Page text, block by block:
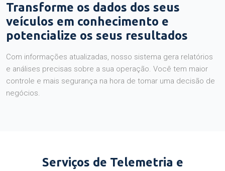
Transforme os dados dos seus
veículos em conhecimento e
potencialize os seus resultados
Com informações atualizadas, nosso sistema gera relatórios
e análises precisas sobre a sua operação. Você tem maior
controle e mais segurança na hora de tomar uma decisão de
negócios.
Serviços de Telemetria e